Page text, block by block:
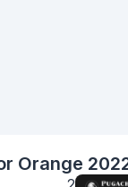
Orange